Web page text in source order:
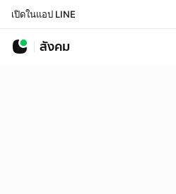
เปิดในแอป LINE
สังคม